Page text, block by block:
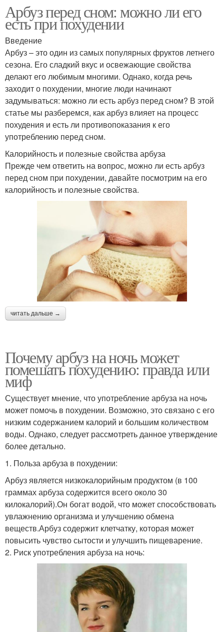
Арбуз перед сном: можно ли его
есть при похудении
Введение
Арбуз – это один из самых популярных фруктов летнего
сезона. Его сладкий вкус и освежающие свойства
делают его любимым многими. Однако, когда речь
заходит о похудении, многие люди начинают
задумываться: можно ли есть арбуз перед сном? В этой
статье мы разберемся, как арбуз влияет на процесс
похудения и есть ли противопоказания к его
употреблению перед сном.
Калорийность и полезные свойства арбуза
Прежде чем ответить на вопрос, можно ли есть арбуз
перед сном при похудении, давайте посмотрим на его
калорийность и полезные свойства.
читать дальше →
Почему арбуз на ночь может
помешать похудению: правда или
миф
Существует мнение, что употребление арбуза на ночь
может помочь в похудении. Возможно, это связано с его
низким содержанием калорий и большим количеством
воды. Однако, следует рассмотреть данное утверждение
более детально.
1. Польза арбуза в похудении:
Арбуз является низкокалорийным продуктом (в 100
граммах арбуза содержится всего около 30
килокалорий).Он богат водой, что может способствовать
увлажнению организма и улучшению обмена
веществ.Арбуз содержит клетчатку, которая может
повысить чувство сытости и улучшить пищеварение.
2. Риск употребления арбуза на ночь: